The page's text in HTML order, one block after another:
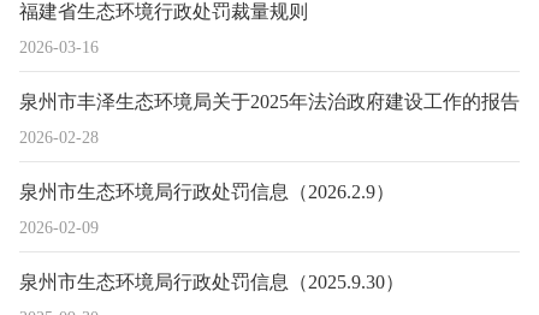
2026-03-16
福建省生态环境行政处罚裁量规则
2026-02-28
泉州市丰泽生态环境局关于2025年法治政府建设工作的报告
2026-02-09
泉州市生态环境局行政处罚信息（2026.2.9）
泉州市生态环境局行政处罚信息（2025.9.30）